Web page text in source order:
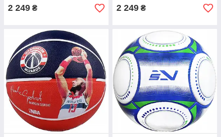
2 249 ₴ 2 249 ₴